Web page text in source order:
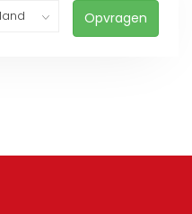
Opvragen